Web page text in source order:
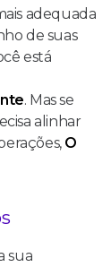
adequada
de suas
está
. Mas se
alinhar
O
sua